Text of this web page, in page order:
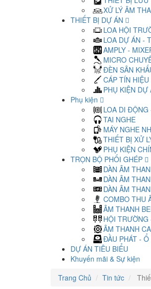
XỬ LÝ ÂM
THIẾT BỊ DỰ ÁN
LOA HỘI
LOA DỰ ÁN -
AMPLY -
MICRO
ĐÈN SÂN
CÁP TÍN
PHỤ KIỆN DỰ
Phụ kiện
LOA DI ĐỘNG
TAI NGHE
MÁY NGHE
THIẾT BỊ XỬ
PHỤ KIỆN
TRỌN BỘ PHỐI GHÉP
DÀN ÂM
DÀN ÂM
DÀN ÂM
COMBO THU
ÂM THANH
HỘI TRƯỜNG
ÂM THANH
ĐẦU PHÁT - Ổ
DỰ ÁN TIÊU BIỂU
Khuyến mãi & Sự kiện
Trang Chủ
Tin tức